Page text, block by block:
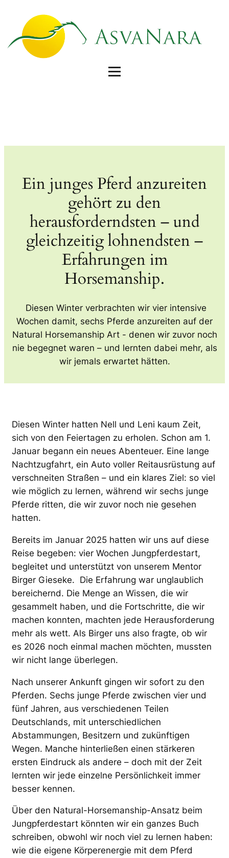
Ein junges Pferd anzureiten
gehört zu den
herausforderndsten – und
gleichzeitig lohnendsten –
Erfahrungen im
Horsemanship.
Diesen Winter verbrachten wir vier intensive
Wochen damit, sechs Pferde anzureiten auf der
Natural Horsemanship Art - denen wir zuvor noch
nie begegnet waren – und lernten dabei mehr, als
wir jemals erwartet hätten.
Diesen Winter hatten Nell und Leni kaum Zeit,
sich von den Feiertagen zu erholen. Schon am 1.
Januar begann ein neues Abenteuer. Eine lange
Nachtzugfahrt, ein Auto voller Reitausrüstung auf
verschneiten Straßen – und ein klares Ziel: so viel
wie möglich zu lernen, während wir sechs junge
Pferde ritten, die wir zuvor noch nie gesehen
hatten.
Bereits im Januar 2025 hatten wir uns auf diese
Reise begeben: vier Wochen Jungpferdestart,
begleitet und unterstützt von unserem Mentor
Birger Gieseke. Die Erfahrung war unglaublich
bereichernd. Die Menge an Wissen, die wir
gesammelt haben, und die Fortschritte, die wir
machen konnten, machten jede Herausforderung
mehr als wett. Als Birger uns also fragte, ob wir
es 2026 noch einmal machen möchten, mussten
wir nicht lange überlegen.
Nach unserer Ankunft gingen wir sofort zu den
Pferden. Sechs junge Pferde zwischen vier und
fünf Jahren, aus verschiedenen Teilen
Deutschlands, mit unterschiedlichen
Abstammungen, Besitzern und zukünftigen
Wegen. Manche hinterließen einen stärkeren
ersten Eindruck als andere – doch mit der Zeit
lernten wir jede einzelne Persönlichkeit immer
besser kennen.
Über den Natural-Horsemanship-Ansatz beim
Jungpferdestart könnten wir ein ganzes Buch
schreiben, obwohl wir noch viel zu lernen haben:
wie die eigene Körperenergie mit dem Pferd